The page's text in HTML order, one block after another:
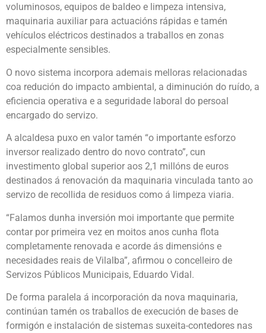
voluminosos, equipos de baldeo e limpeza intensiva,
maquinaria auxiliar para actuacións rápidas e tamén
vehículos eléctricos destinados a traballos en zonas
especialmente sensibles.
O novo sistema incorpora ademais melloras relacionadas
coa redución do impacto ambiental, a diminución do ruído, a
eficiencia operativa e a seguridade laboral do persoal
encargado do servizo.
A alcaldesa puxo en valor tamén “o importante esforzo
inversor realizado dentro do novo contrato”, cun
investimento global superior aos 2,1 millóns de euros
destinados á renovación da maquinaria vinculada tanto ao
servizo de recollida de residuos como á limpeza viaria.
“Falamos dunha inversión moi importante que permite
contar por primeira vez en moitos anos cunha flota
completamente renovada e acorde ás dimensións e
necesidades reais de Vilalba”, afirmou o concelleiro de
Servizos Públicos Municipais, Eduardo Vidal.
De forma paralela á incorporación da nova maquinaria,
continúan tamén os traballos de execución de bases de
formigón e instalación de sistemas suxeita-contedores nas